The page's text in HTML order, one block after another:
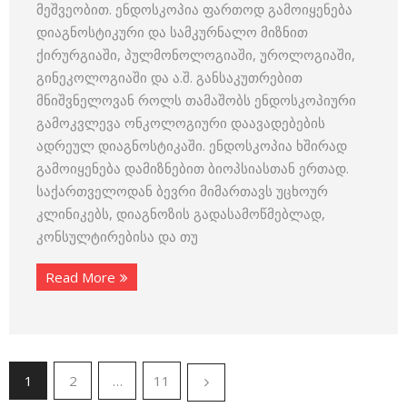
მეშვეობით. ენდოსკოპია ფართოდ გამოიყენება
დიაგნოსტიკური და სამკურნალო მიზნით
ქირურგიაში, პულმონოლოგიაში, უროლოგიაში,
გინეკოლოგიაში და ა.შ. განსაკუთრებით
მნიშვნელოვან როლს თამაშობს ენდოსკოპიური
გამოკვლევა ონკოლოგიური დაავადებების
ადრეულ დიაგნოსტიკაში. ენდოსკოპია ხშირად
გამოიყენება დამიზნებით ბიოპსიასთან ერთად.
საქართველოდან ბევრი მიმართავს უცხოურ
კლინიკებს, დიაგნოზის გადასამოწმებლად,
კონსულტირებისა და თუ
Read More
1 2 … 11